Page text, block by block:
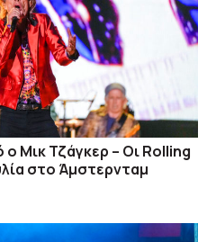
Μικ Τζάγκερ – Οι Rolling
στο Άμστερνταμ